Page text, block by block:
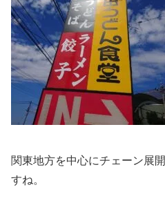
関東地方を中心にチェーン展
すね。